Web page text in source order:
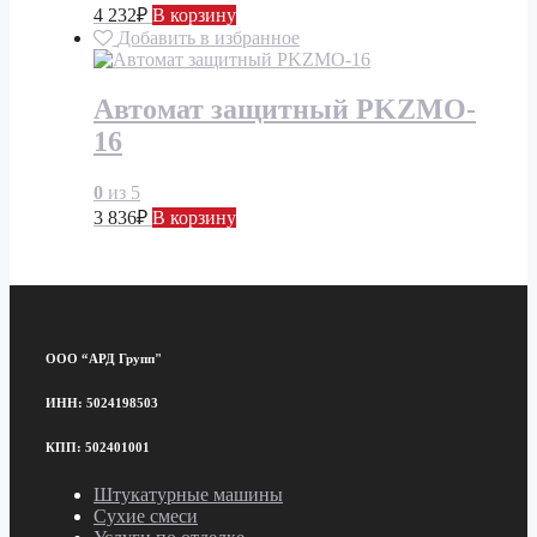
4 232₽ В корзину
Добавить в избранное
Автомат защитный PKZMO-
16
0 из 5
3 836₽ В корзину
ООО “АРД Групп"
ИНН: 5024198503
КПП: 502401001
Штукатурные машины
Сухие смеси